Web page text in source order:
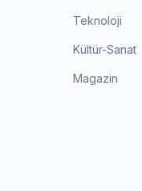
Teknoloji
Kültür-Sanat
Magazin